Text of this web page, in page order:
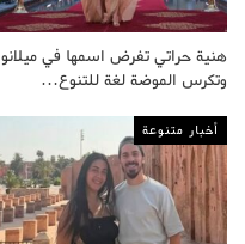
هنية حراتي تفرض اسمها في ميلانو
وتكرس الموضة لغة للتنوع…
أخبار متنوعة